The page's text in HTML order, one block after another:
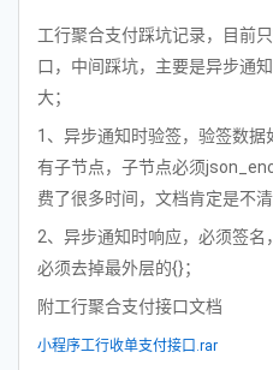
工行聚合支付踩坑记录，目前
口，中间踩坑，主要是异步通
大；
1、异步通知时验签，验签数
有子节点，子节点必须
费了很多时间，文档肯定是不清
2、异步通知时响应，必须签
必须去掉最外层的{}；
附工行聚合支付接口文档
小程序工行收单支付接口.rar